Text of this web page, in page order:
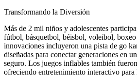
Transformando la Diversión
Más de 2 mil niños y adolescentes
fútbol, básquetbol, béisbol, voleibol,
innovaciones incluyeron una pista de go
diseñadas para conectar generaciones en
seguro. Los juegos inflables también
ofreciendo entretenimiento interactivo para